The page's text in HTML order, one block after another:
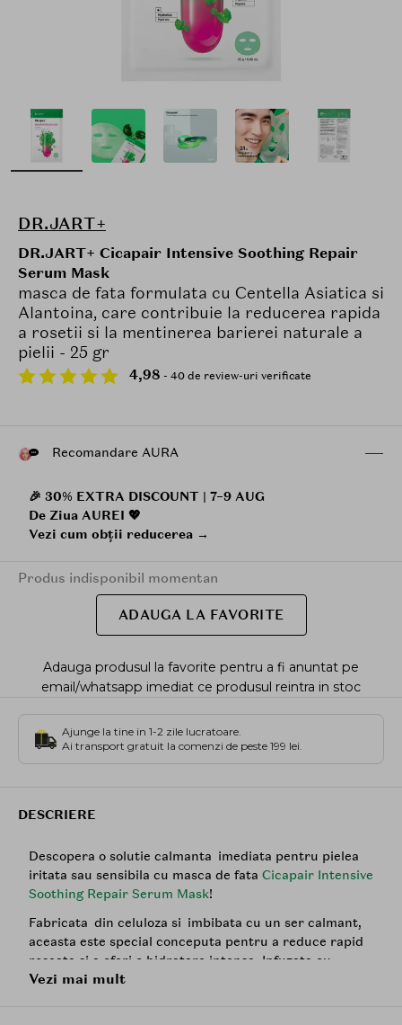
DR.JART+
DR.JART+ Cicapair Intensive Soothing Repair
Serum Mask
masca de fata formulata cu Centella Asiatica si
Alantoina, care contribuie la reducerea rapida
a rosetii si la mentinerea barierei naturale a
pielii - 25 gr
4,98 - 40 de review-uri verificate
Recomandare AURA
🎉 30% EXTRA DISCOUNT | 7–9 AUG
De Ziua AUREI 💖
Vezi cum obții reducerea →
Produs indisponibil momentan
ADAUGA LA FAVORITE
Adauga produsul la favorite pentru a fi anuntat pe
email/whatsapp imediat ce produsul reintra in stoc
Ajunge la tine in 1-2 zile lucratoare.
Ai transport gratuit la comenzi de peste 199 lei.
DESCRIERE
Descopera o solutie calmanta imediata pentru pielea
iritata sau sensibila cu masca de fata Cicapair Intensive
Soothing Repair Serum Mask!
Fabricata din celuloza si imbibata cu un ser calmant,
aceasta este special conceputa pentru a reduce rapid
roseata si a oferi o hidratare intensa. Infuzata cu
extract deCentella Asiatica
Vezi mai mult